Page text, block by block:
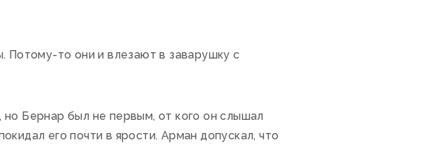
то они и влезают в заварушку с
Бернар был не первым, от кого он слышал
его почти в ярости. Арман допускал, что